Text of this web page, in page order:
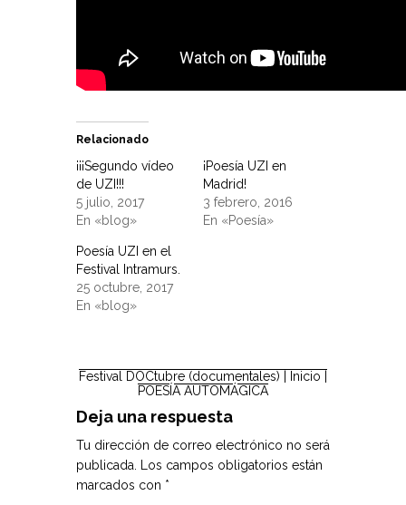
Relacionado
¡¡¡Segundo vídeo
de UZI!!!
5 julio, 2017
En «blog»
¡Poesía UZI en
Madrid!
3 febrero, 2016
En «Poesía»
Poesía UZI en el
Festival Intramurs.
25 octubre, 2017
En «blog»
Festival DOCtubre (documentales) | Inicio |
POESÍA AUTOMÁGICA
Deja una respuesta
Tu dirección de correo electrónico no será
publicada.
Los campos obligatorios están
marcados con *